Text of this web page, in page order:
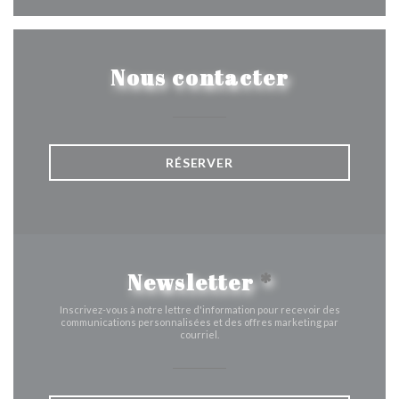
Nous contacter
RÉSERVER
Newsletter*
Inscrivez-vous à notre lettre d'information pour recevoir des
communications personnalisées et des offres marketing par
courriel.